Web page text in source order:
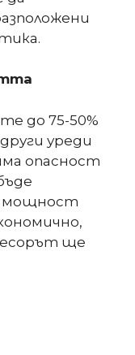
до 75-50%
уреди
опасност
мощност
ще